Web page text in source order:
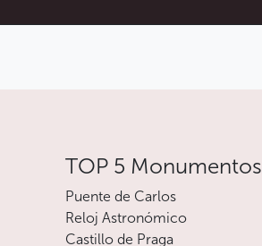
TOP 5 Monumentos
Puente de Carlos
Reloj Astronómico
Castillo de Praga